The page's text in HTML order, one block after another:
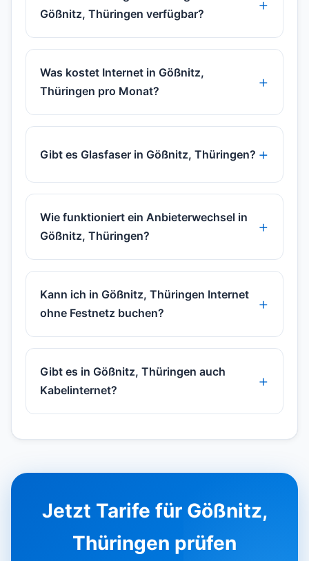
Gößnitz, Thüringen verfügbar?
Was kostet Internet in Gößnitz,
Thüringen pro Monat?
Gibt es Glasfaser in Gößnitz, Thüringen?
Wie funktioniert ein Anbieterwechsel in
Gößnitz, Thüringen?
Kann ich in Gößnitz, Thüringen Internet
ohne Festnetz buchen?
Gibt es in Gößnitz, Thüringen auch
Kabelinternet?
Jetzt Tarife für Gößnitz,
Thüringen prüfen